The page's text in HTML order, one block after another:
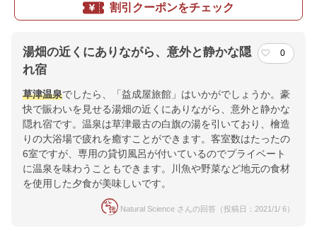
割引クーポンをチェック
湯畑の近くにありながら、意外と静かな隠
れ宿
0
草津温泉でしたら、「益成屋旅館」はいかがでしょうか。豪
快で賑わいを見せる湯畑の近くにありながら、意外と静かな
隠れ宿です。温泉は草津最古の白旗の湯を引いており、檜造
りの大浴場で疲れを癒すことができます。客室数はたったの
6室ですが、専用の貸切風呂が付いているのでプライベート
に温泉を味わうこともできます。川魚や野菜など地元の食材
を使用した夕食が美味しいです。
Natural Science さんの回答（投稿日：2021/1/ 6）